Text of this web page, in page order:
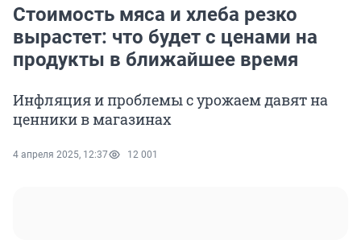
Стоимость мяса и хлеба резко
вырастет: что будет с ценами на
продукты в ближайшее время
Инфляция и проблемы с урожаем давят на
ценники в магазинах
4 апреля 2025, 12:37 12 001